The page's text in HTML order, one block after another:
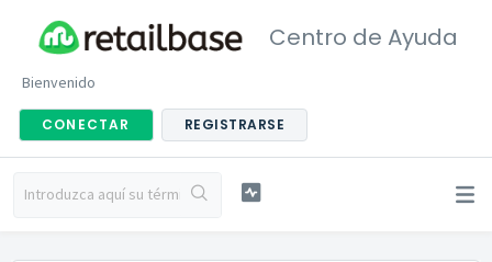
Centro de Ayuda
Bienvenido
CONECTAR REGISTRARSE